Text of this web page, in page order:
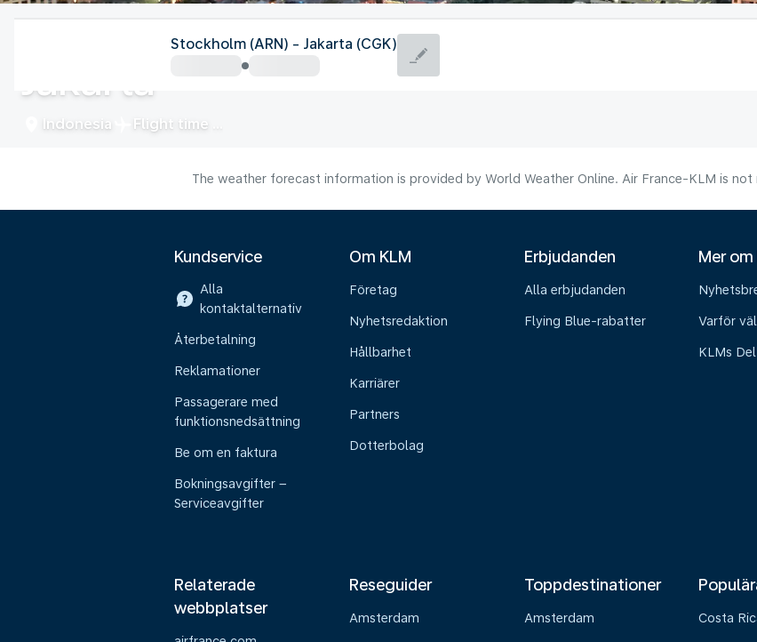
Jakarta
Indonesia Flight time
Stockholm (ARN) - Jakarta (CGK)
The weather forecast information is provided by World Weather Online. Air France-KLM is
Kundservice
Alla
kontaktalternativ
Återbetalning
Reklamationer
Passagerare med
funktionsnedsättning
Be om en faktura
Bokningsavgifter –
Serviceavgifter
Om KLM
Företag
Nyhetsredaktion
Hållbarhet
Karriärer
Partners
Dotterbolag
Erbjudanden
Alla erbjudanden
Flying Blue-rabatter
Mer om
Varför
KLMs
Relaterade
webbplatser
Reseguider
Amsterdam
Toppdestinationer
Amsterdam Costa